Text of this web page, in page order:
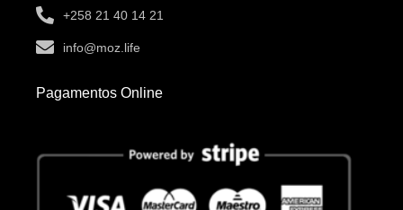
+258 21 40 14 21
info@moz.life
Pagamentos Online